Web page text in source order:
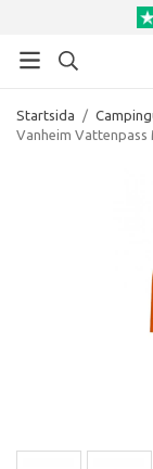
Startsida /
Vanheim Vattenpass